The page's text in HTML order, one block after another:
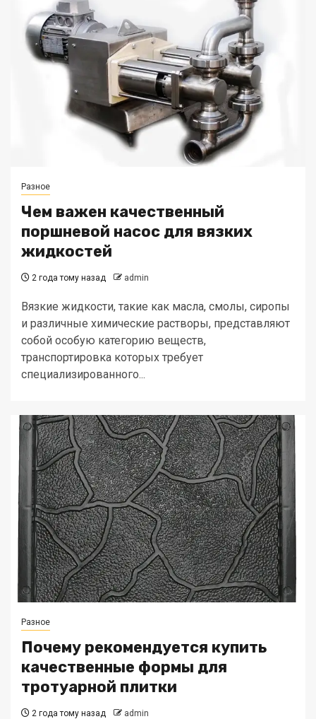
Разное
Чем важен качественный
поршневой насос для вязких
жидкостей
2 года тому назад admin
Вязкие жидкости, такие как масла, смолы, сиропы
и различные химические растворы, представляют
собой особую категорию веществ,
транспортировка которых требует
специализированного...
Разное
Почему рекомендуется купить
качественные формы для
тротуарной плитки
2 года тому назад admin